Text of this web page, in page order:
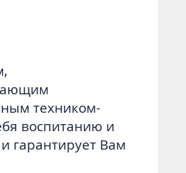
техником-
воспитанию и
гарантирует Вам